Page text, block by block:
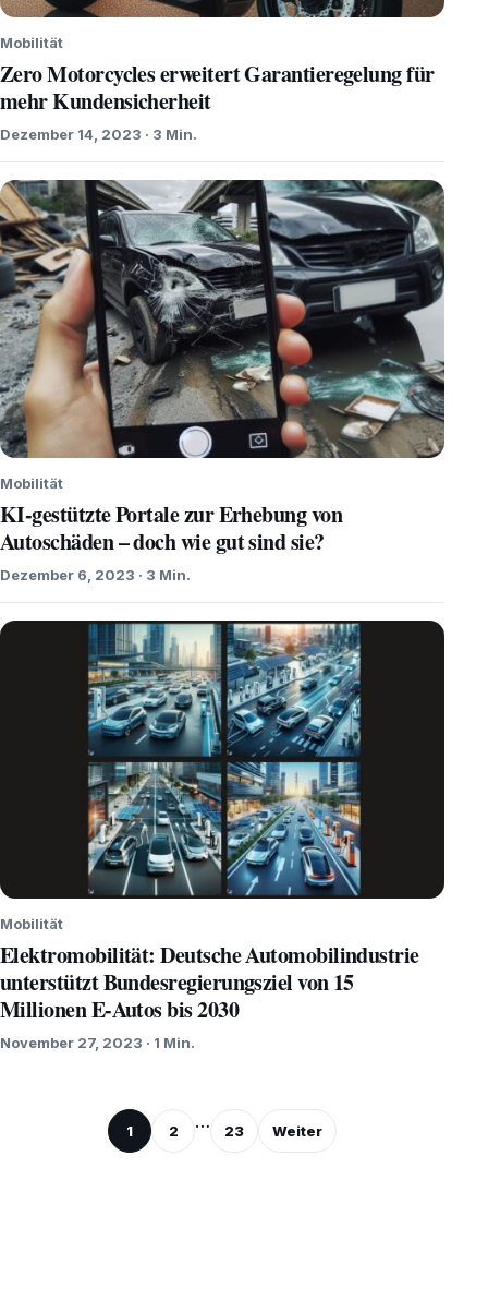
Mobilität
Zero Motorcycles erweitert Garantieregelung für
mehr Kundensicherheit
Dezember 14, 2023 · 3 Min.
Mobilität
KI-gestützte Portale zur Erhebung von
Autoschäden – doch wie gut sind sie?
Dezember 6, 2023 · 3 Min.
Mobilität
Elektromobilität: Deutsche Automobilindustrie
unterstützt Bundesregierungsziel von 15
Millionen E-Autos bis 2030
November 27, 2023 · 1 Min.
Seitennummerierung
1 2 … 23 Weiter